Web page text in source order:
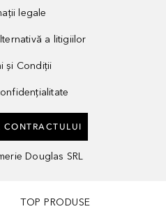
legale
a litigiilor
și Condiții
CONTRACTULUI
Douglas SRL
TOP PRODUSE